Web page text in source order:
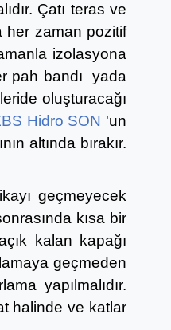
Çatı teras ve
her zaman pozitif
izolasyona
pah bandı
yada
oluşturacağı
Hidro SON 'un
altında bırakır.
geçmeyecek
kısa bir
kalan kapağı
geçmeden
yapılmalıdır.
halinde ve katlar